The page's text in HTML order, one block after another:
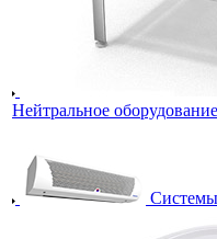
Нейтральное оборудование
Системы